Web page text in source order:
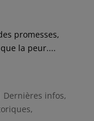
promesses,
la peur....
Dernières infos,
,